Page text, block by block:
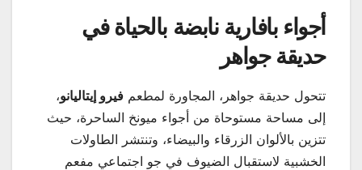
أجواء بافارية نابضة بالحياة في
حديقة جواهر
تتحول حديقة جواهر، المجاورة لمطعم فيرو إيتاليانو،
إلى مساحة مستوحاة من أجواء ميونخ الساحرة، حيث
تتزين بالألوان الزرقاء والبيضاء، وتنتشر الطاولات
الخشبية لاستقبال الضيوف في جو اجتماعي مفعم